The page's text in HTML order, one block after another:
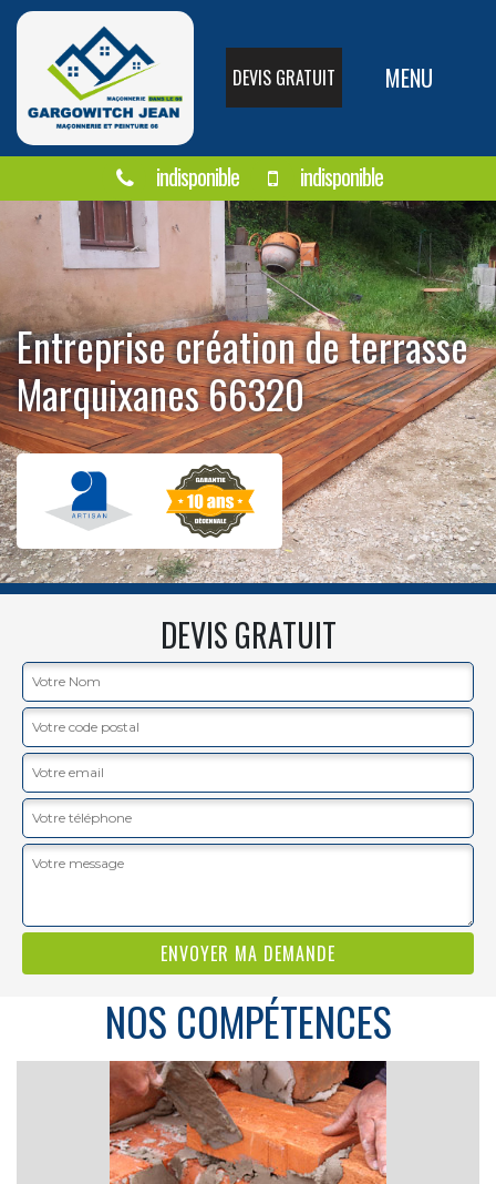
DEVIS GRATUIT MENU
indisponible indisponible
Entreprise création de terrasse
Marquixanes 66320
DEVIS GRATUIT
NOS COMPÉTENCES